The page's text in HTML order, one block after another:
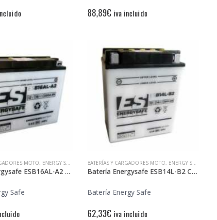
88,89€ iva incluido
MOTO, ENERGY SAFE
Batería Energysafe ESB16AL-A2 Convencional
Safe
BATERÍAS Y CARGADORES MOTO, ENERGY SAFE
Batería Energysafe ESB14L-B2 Convencional
Batería Energy Safe
62,33€ iva incluido